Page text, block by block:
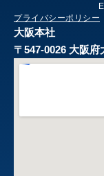
プライバシーポリシー
大阪本社
〒547-0026 大阪